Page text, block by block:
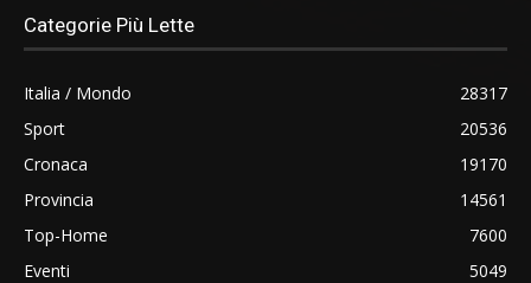
Categorie Più Lette
Italia / Mondo
28317
Sport
20536
Cronaca
19170
Provincia
14561
Top-Home
7600
Eventi
5049